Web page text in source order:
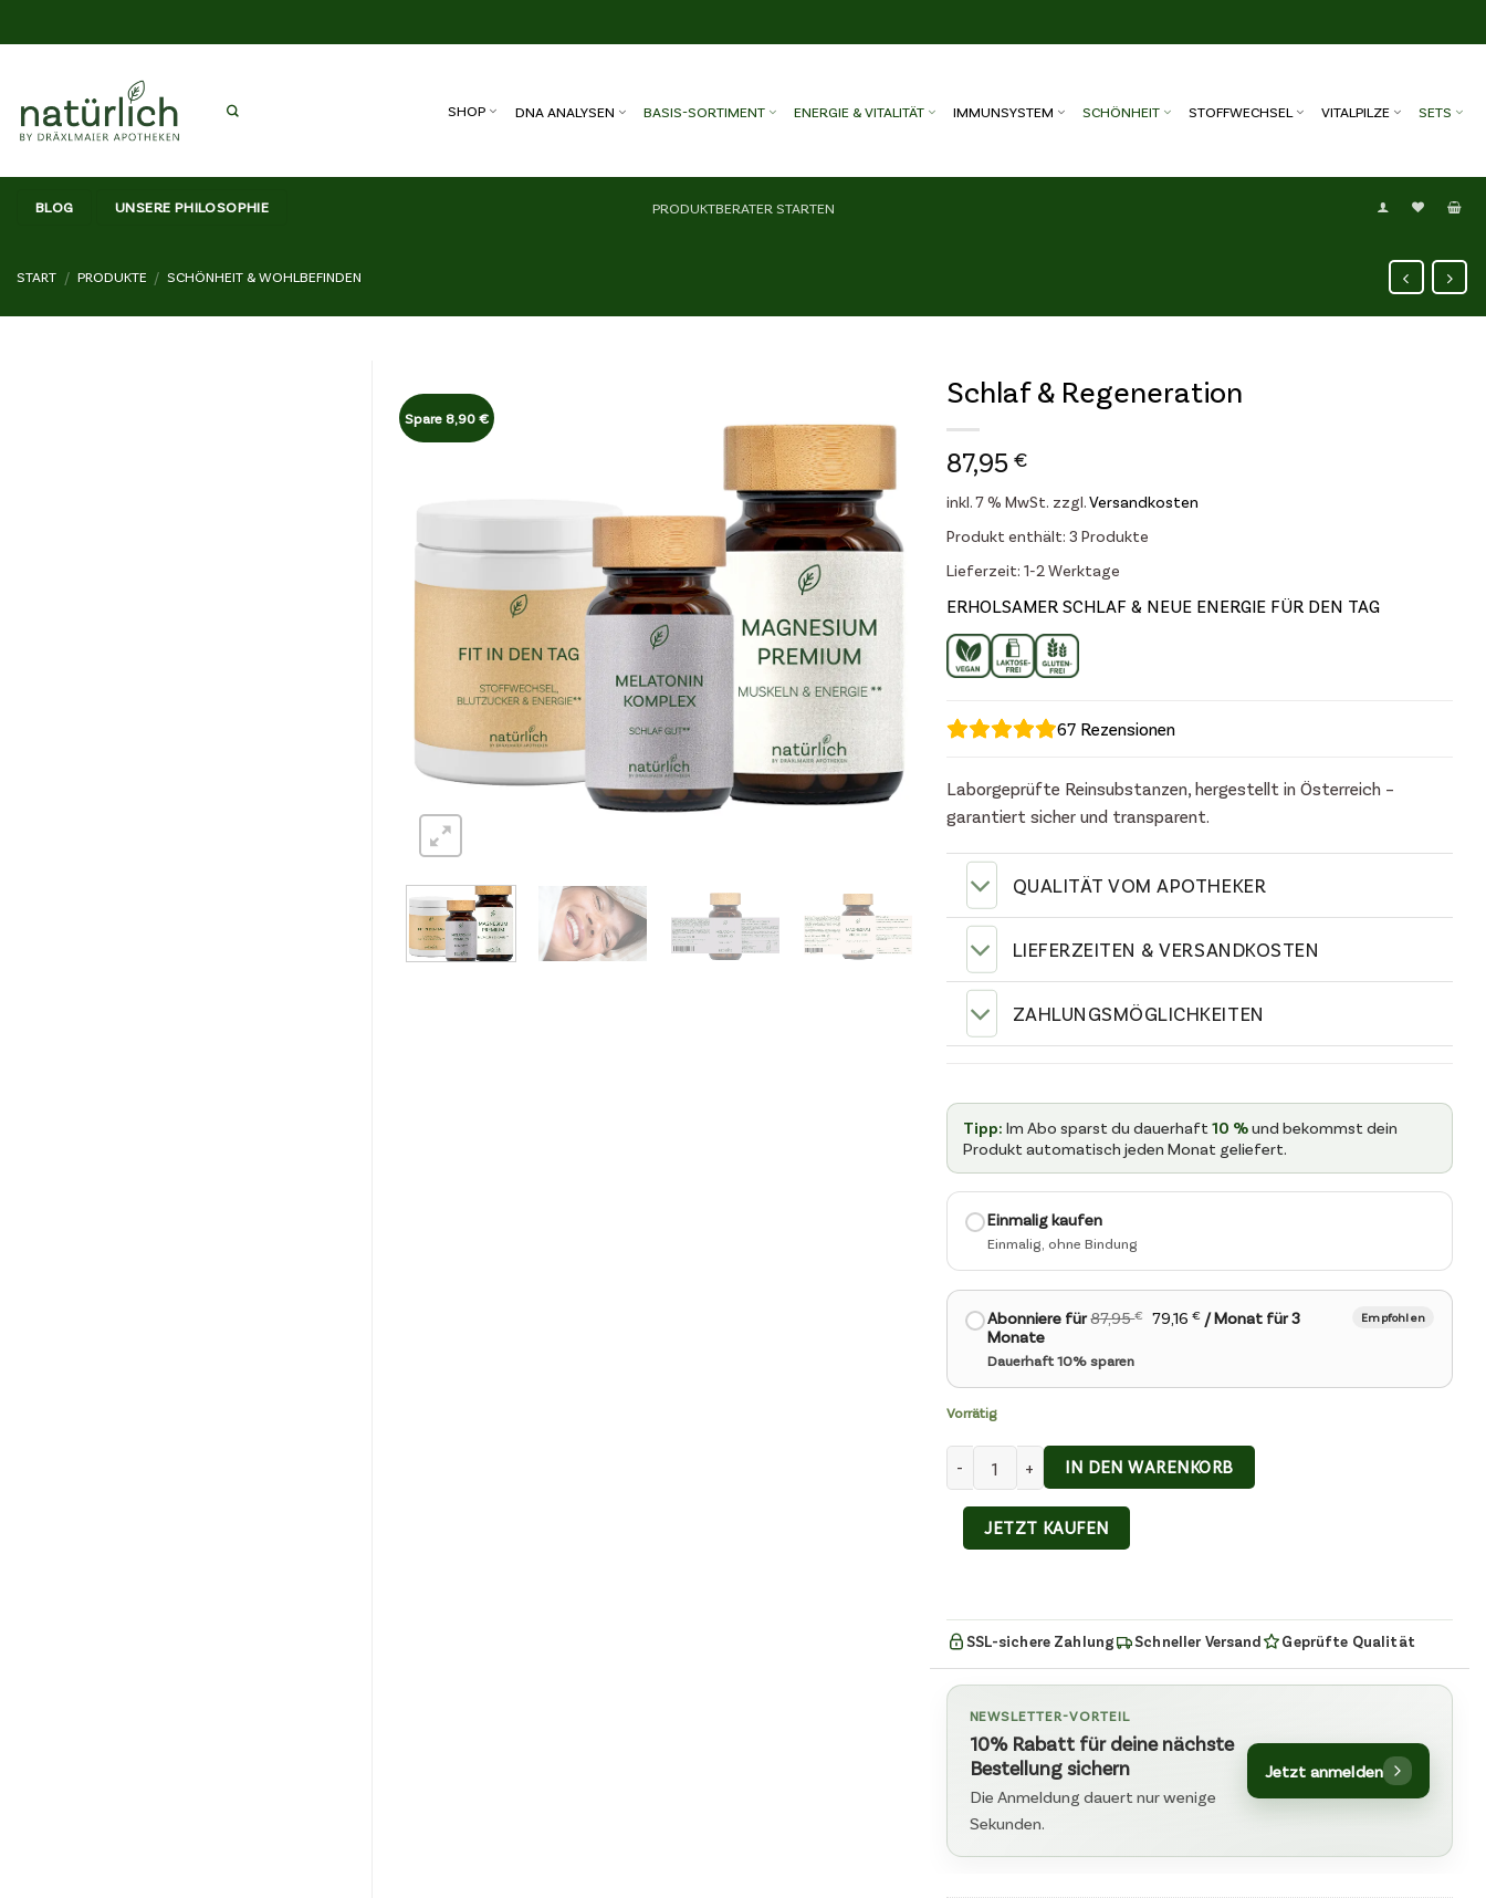
Inhalt
SHOP DNA ANALYSEN BASIS-SORTIMENT ENERGIE & VITALITÄT IMMUNSYSTEM SCHÖNHEIT STOFFWECHSEL VITALPILZE SETS
BLOG UNSERE PHILOSOPHIE PRODUKTBERATER STARTEN
START / PRODUKTE / SCHÖNHEIT & WOHLBEFINDEN
Spare 8,90 €
Wunschliste
Schlaf & Regeneration
87,95 €
inkl. 7 % MwSt. zzgl.Versandkosten
Produkt enthält: 3 Produkte
Lieferzeit: 1-2 Werktage
ERHOLSAMER SCHLAF & NEUE ENERGIE FÜR DEN TAG
67Rezensionen
Laborgeprüfte Reinsubstanzen, hergestellt in Österreich –
garantiert sicher und transparent.
QUALITÄT VOM APOTHEKER
LIEFERZEITEN & VERSANDKOSTEN
ZAHLUNGSMÖGLICHKEITEN
Tipp: Im Abo sparst du dauerhaft 10 %und bekommst dein
Produkt automatisch jeden Monat geliefert.
WÄHLE
EINE
KAUFART
AUS
Einmalig kaufen
Abonniere für87,95€ 79,16 € / Monat für 3
Monate
Vorrätig
Schlaf & Regeneration Menge
IN DEN WARENKORB
JETZT KAUFEN
SSL-sichere Zahlung Schneller Versand Geprüfte Qualität
NEWSLETTER-VORTEIL
10% Rabatt für deine nächste
Bestellung sichern
Die Anmeldung dauert nur wenige
Sekunden.
Jetzt anmelden